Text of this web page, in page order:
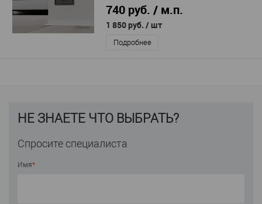
740 руб. / м.п.
1 850 руб. / шт
Подробнее
НЕ ЗНАЕТЕ ЧТО ВЫБРАТЬ?
Спросите специалиста
Имя*